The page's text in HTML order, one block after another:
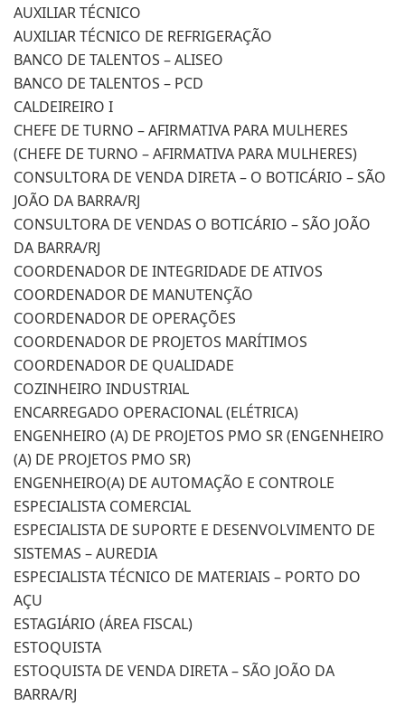
AUXILIAR TÉCNICO
AUXILIAR TÉCNICO DE REFRIGERAÇÃO
BANCO DE TALENTOS – ALISEO
BANCO DE TALENTOS – PCD
CALDEIREIRO I
CHEFE DE TURNO – AFIRMATIVA PARA MULHERES
(CHEFE DE TURNO – AFIRMATIVA PARA MULHERES)
CONSULTORA DE VENDA DIRETA – O BOTICÁRIO – SÃO
JOÃO DA BARRA/RJ
CONSULTORA DE VENDAS O BOTICÁRIO – SÃO JOÃO
DA BARRA/RJ
COORDENADOR DE INTEGRIDADE DE ATIVOS
COORDENADOR DE MANUTENÇÃO
COORDENADOR DE OPERAÇÕES
COORDENADOR DE PROJETOS MARÍTIMOS
COORDENADOR DE QUALIDADE
COZINHEIRO INDUSTRIAL
ENCARREGADO OPERACIONAL (ELÉTRICA)
ENGENHEIRO (A) DE PROJETOS PMO SR (ENGENHEIRO
(A) DE PROJETOS PMO SR)
ENGENHEIRO(A) DE AUTOMAÇÃO E CONTROLE
ESPECIALISTA COMERCIAL
ESPECIALISTA DE SUPORTE E DESENVOLVIMENTO DE
SISTEMAS – AUREDIA
ESPECIALISTA TÉCNICO DE MATERIAIS – PORTO DO
AÇU
ESTAGIÁRIO (ÁREA FISCAL)
ESTOQUISTA
ESTOQUISTA DE VENDA DIRETA – SÃO JOÃO DA
BARRA/RJ